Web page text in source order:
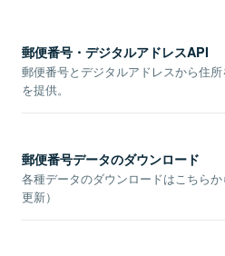
郵便番号・デジタルアドレスAPI
郵便番号とデジタルアドレスから住
を提供。
郵便番号データのダウンロード
各種データのダウンロードはこちら
更新）